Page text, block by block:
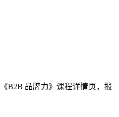
B2B 品牌力》课程详情页，报